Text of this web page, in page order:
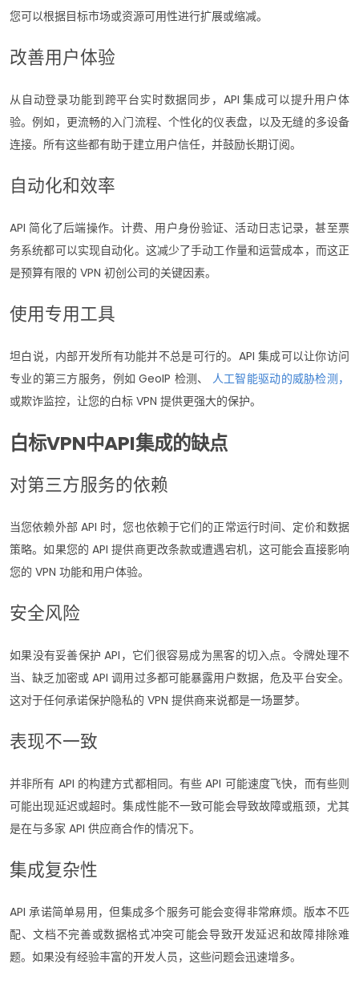
您可以根据目标市场或资源可用性进行扩展或缩减。
改善用户体验
从自动登录功能到跨平台实时数据同步，API 集成可以提升用户体
验。例如，更流畅的入门流程、个性化的仪表盘，以及无缝的多设备
连接。所有这些都有助于建立用户信任，并鼓励长期订阅。
自动化和效率
API 简化了后端操作。计费、用户身份验证、活动日志记录，甚至票
务系统都可以实现自动化。这减少了手动工作量和运营成本，而这正
是预算有限的 VPN 初创公司的关键因素。
使用专用工具
坦白说，内部开发所有功能并不总是可行的。API 集成可以让你访问
专业的第三方服务，例如 GeoIP 检测、 人工智能驱动的威胁检测，
或欺诈监控，让您的白标 VPN 提供更强大的保护。
白标VPN中API集成的缺点
对第三方服务的依赖
当您依赖外部 API 时，您也依赖于它们的正常运行时间、定价和数据
策略。如果您的 API 提供商更改条款或遭遇宕机，这可能会直接影响
您的 VPN 功能和用户体验。
安全风险
如果没有妥善保护 API，它们很容易成为黑客的切入点。令牌处理不
当、缺乏加密或 API 调用过多都可能暴露用户数据，危及平台安全。
这对于任何承诺保护隐私的 VPN 提供商来说都是一场噩梦。
表现不一致
并非所有 API 的构建方式都相同。有些 API 可能速度飞快，而有些则
可能出现延迟或超时。集成性能不一致可能会导致故障或瓶颈，尤其
是在与多家 API 供应商合作的情况下。
集成复杂性
API 承诺简单易用，但集成多个服务可能会变得非常麻烦。版本不匹
配、文档不完善或数据格式冲突可能会导致开发延迟和故障排除难
题。如果没有经验丰富的开发人员，这些问题会迅速增多。